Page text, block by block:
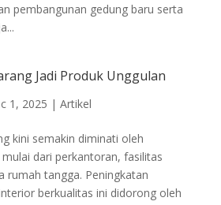
pembangunan gedung baru serta
Jadi Produk Unggulan
1, 2025 | Artikel
kini semakin diminati oleh
dari perkantoran, fasilitas
rumah tangga. Peningkatan
berkualitas ini didorong oleh